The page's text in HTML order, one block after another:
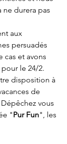
durera pas
aux
persuadés
cas et avons
le 24/2.
disposition à
de
vous
"Pur Fun", les